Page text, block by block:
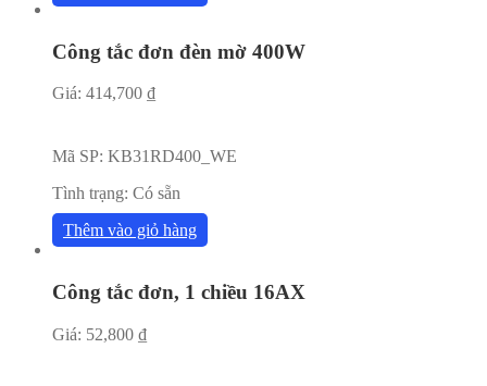
Công tắc đơn đèn mờ 400W
Giá: 414,700 ₫
Mã SP: KB31RD400_WE
Tình trạng: Có sẵn
Thêm vào giỏ hàng
Công tắc đơn, 1 chiều 16AX
Giá: 52,800 ₫